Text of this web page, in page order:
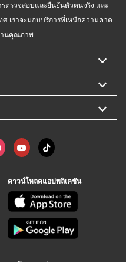
ตรวจสอบและยืนยันตัวตนจริง และ
เราจะมอบบริการที่เหนือความคาด
นคุณภาพ
ดาวน์โหลดแอปพลิเคชัน